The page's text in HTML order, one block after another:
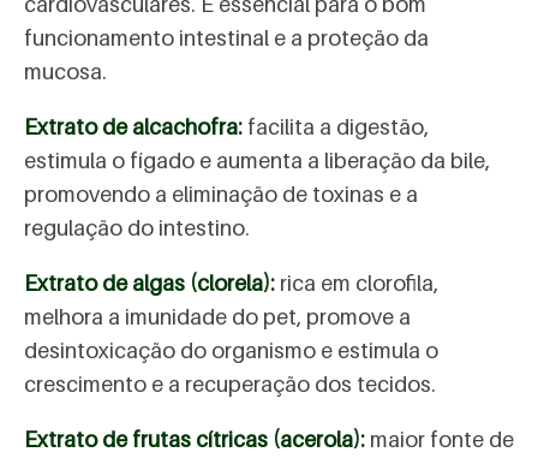
funcionamento intestinal e a proteção da
mucosa.
Extrato de alcachofra: facilita a digestão,
estimula o fígado e aumenta a liberação da bile,
promovendo a eliminação de toxinas e a
regulação do intestino.
Extrato de algas (clorela): rica em clorofila,
melhora a imunidade do pet, promove a
desintoxicação do organismo e estimula o
crescimento e a recuperação dos tecidos.
Extrato de frutas cítricas (acerola): maior fonte de